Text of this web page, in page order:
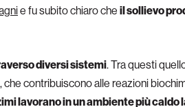
e fu subito chiaro che il sollievo
diversi sistemi. Tra questi
contribuiscono alle reazioni
lavorano in un ambiente più caldo